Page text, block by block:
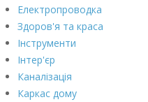
Електропроводка
Здоров'я та краса
Інструменти
Інтер'єр
Каналізація
Каркас дому